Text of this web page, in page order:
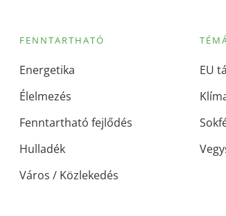
FENNTARTHATÓ
Energetika
Élelmezés
Fenntartható fejlődés
Hulladék
Város / Közlekedés
EU